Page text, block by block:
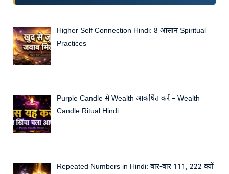
Higher Self Connection Hindi: 8 आसान Spiritual
Practices
Purple Candle से Wealth आकर्षित करें – Wealth
Candle Ritual Hindi
Repeated Numbers in Hindi: बार-बार 111, 222 क्यों